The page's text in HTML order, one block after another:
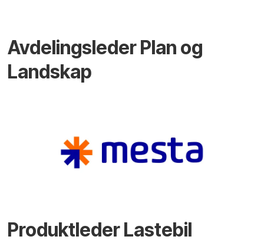
Avdelingsleder Plan og
Landskap
Produktleder Lastebil